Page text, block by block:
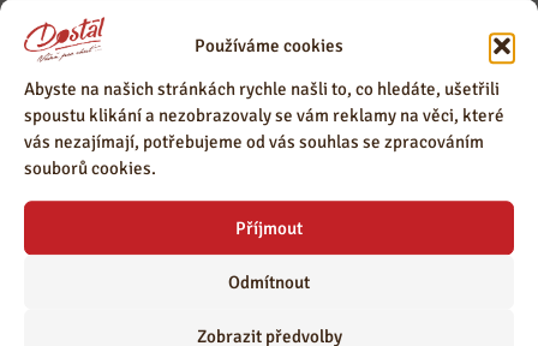
Používáme cookies
Abyste na našich stránkách rychle našli to, co hledáte, ušetřili
spoustu klikání a nezobrazovaly se vám reklamy na věci, které
vás nezajímají, potřebujeme od vás souhlas se zpracováním
souborů cookies.
Příjmout
Odmítnout
Zobrazit předvolby